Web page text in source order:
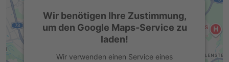
Wir benötigen Ihre Zustimmung,
um den Google Maps-Service zu
laden!
Wir verwenden einen Service eines